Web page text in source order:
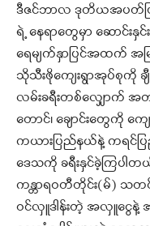
ဒီဇင်ဘာလ ဒုတိယအပတ်ဖ
ရဲ့ နေရာတွေမှာ ဆောင်းနှ
ရေမျက်နှာပြင်အထက် အမ
သိုသီးဖိုကျေးရွာအုပ်စုကို
လမ်းခရီးတစ်လျှောက် အတ
တောင်၊ ချောင်းတွေကို က
ကယားပြည်နယ်နဲ့ ကရင်
ဒေသကို ခရီးနှင်ခဲ့ကြပါတ
ကန္တာရဝတီတိုင်း(မ်)
ဝင်လှူဒါန်းတဲ့ အလှူငွေနဲ့